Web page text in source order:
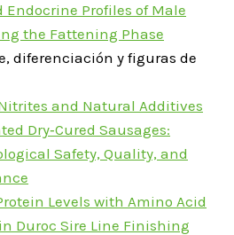
Profiles of Male
the Fattening Phase
diferenciación y figuras de
and Natural Additives
Dry‐Cured Sausages:
Safety, Quality, and
Levels with Amino Acid
Duroc Sire Line Finishing